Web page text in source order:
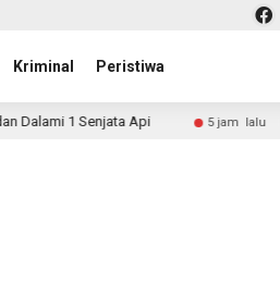
Kriminal Peristiwa
5 jam lalu Penyelundupan 50 Ton